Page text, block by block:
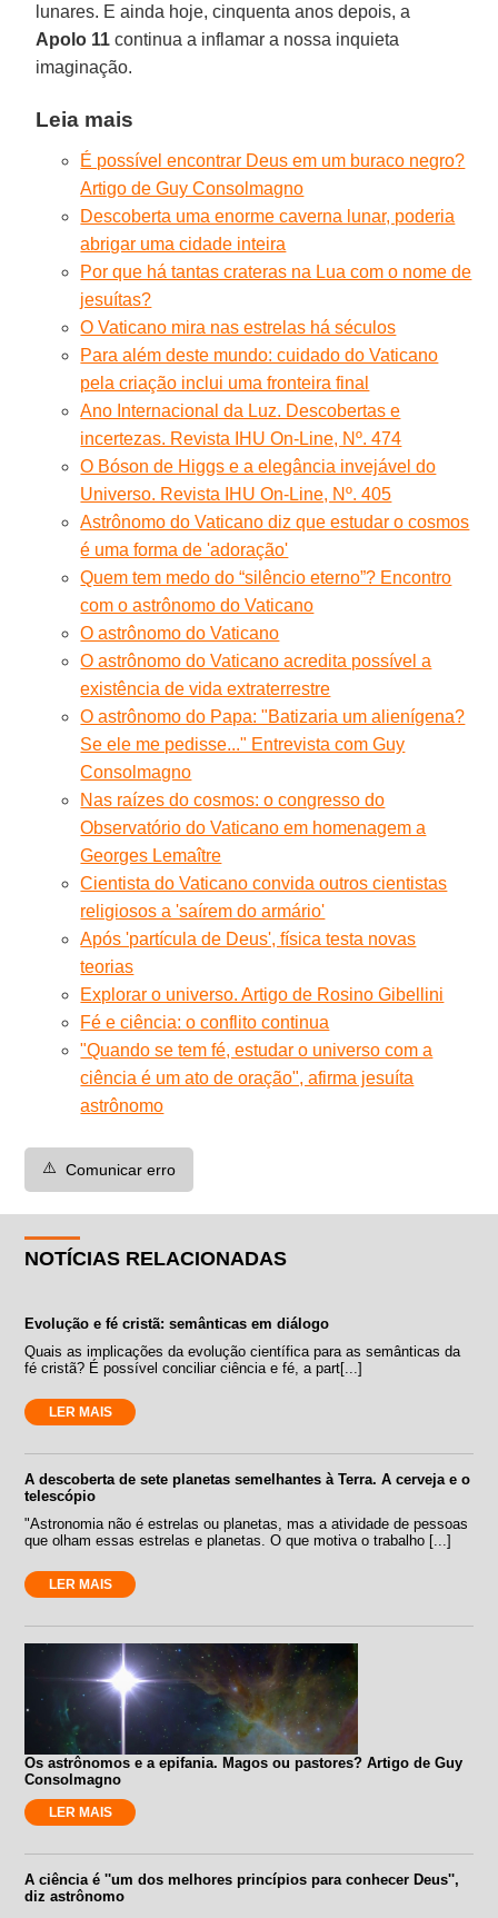
lunares. E ainda hoje, cinquenta anos depois, a
Apolo 11 continua a inflamar a nossa inquieta
imaginação.
Leia mais
É possível encontrar Deus em um buraco negro?
Artigo de Guy Consolmagno
Descoberta uma enorme caverna lunar, poderia
abrigar uma cidade inteira
Por que há tantas crateras na Lua com o nome de
jesuítas?
O Vaticano mira nas estrelas há séculos
Para além deste mundo: cuidado do Vaticano
pela criação inclui uma fronteira final
Ano Internacional da Luz. Descobertas e
incertezas. Revista IHU On-Line, Nº. 474
O Bóson de Higgs e a elegância invejável do
Universo. Revista IHU On-Line, Nº. 405
Astrônomo do Vaticano diz que estudar o cosmos
é uma forma de 'adoração'
Quem tem medo do “silêncio eterno”? Encontro
com o astrônomo do Vaticano
O astrônomo do Vaticano
O astrônomo do Vaticano acredita possível a
existência de vida extraterrestre
O astrônomo do Papa: "Batizaria um alienígena?
Se ele me pedisse..." Entrevista com Guy
Consolmagno
Nas raízes do cosmos: o congresso do
Observatório do Vaticano em homenagem a
Georges Lemaître
Cientista do Vaticano convida outros cientistas
religiosos a 'saírem do armário'
Após 'partícula de Deus', física testa novas
teorias
Explorar o universo. Artigo de Rosino Gibellini
Fé e ciência: o conflito continua
"Quando se tem fé, estudar o universo com a
ciência é um ato de oração", afirma jesuíta
astrônomo
⚠️ Comunicar erro
NOTÍCIAS RELACIONADAS
Evolução e fé cristã: semânticas em diálogo
Quais as implicações da evolução científica para as semânticas da
fé cristã? É possível conciliar ciência e fé, a part[...]
LER MAIS
A descoberta de sete planetas semelhantes à Terra. A cerveja e o
telescópio
"Astronomia não é estrelas ou planetas, mas a atividade de pessoas
que olham essas estrelas e planetas. O que motiva o trabalho [...]
LER MAIS
Os astrônomos e a epifania. Magos ou pastores? Artigo de Guy
Consolmagno
LER MAIS
A ciência é ''um dos melhores princípios para conhecer Deus'',
diz astrônomo